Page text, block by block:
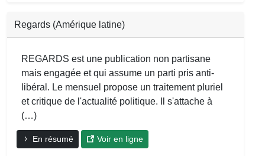
Regards (Amérique latine)
REGARDS est une publication non partisane
mais engagée et qui assume un parti pris anti-
libéral. Le mensuel propose un traitement pluriel
et critique de l'actualité politique. Il s'attache à
(…)
En résumé Voir en ligne